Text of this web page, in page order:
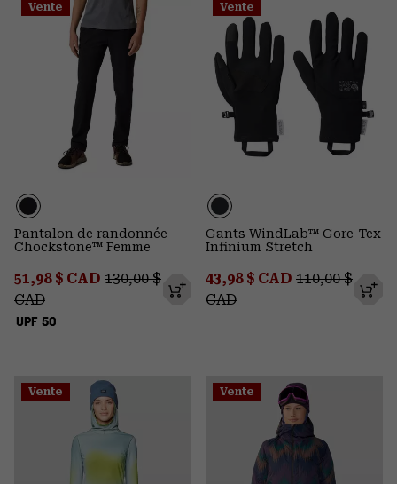
Vente
UPF 50
Pantalon de randonnée
Chockstone™ Femme
Sale price:
51,98 $ CAD Regular price:
130,00 $
CAD
Vente
Gants WindLab™ Gore-Tex
Infinium Stretch
Sale price:
43,98 $ CAD Regular price:
110,00 $
CAD
Vente Vente